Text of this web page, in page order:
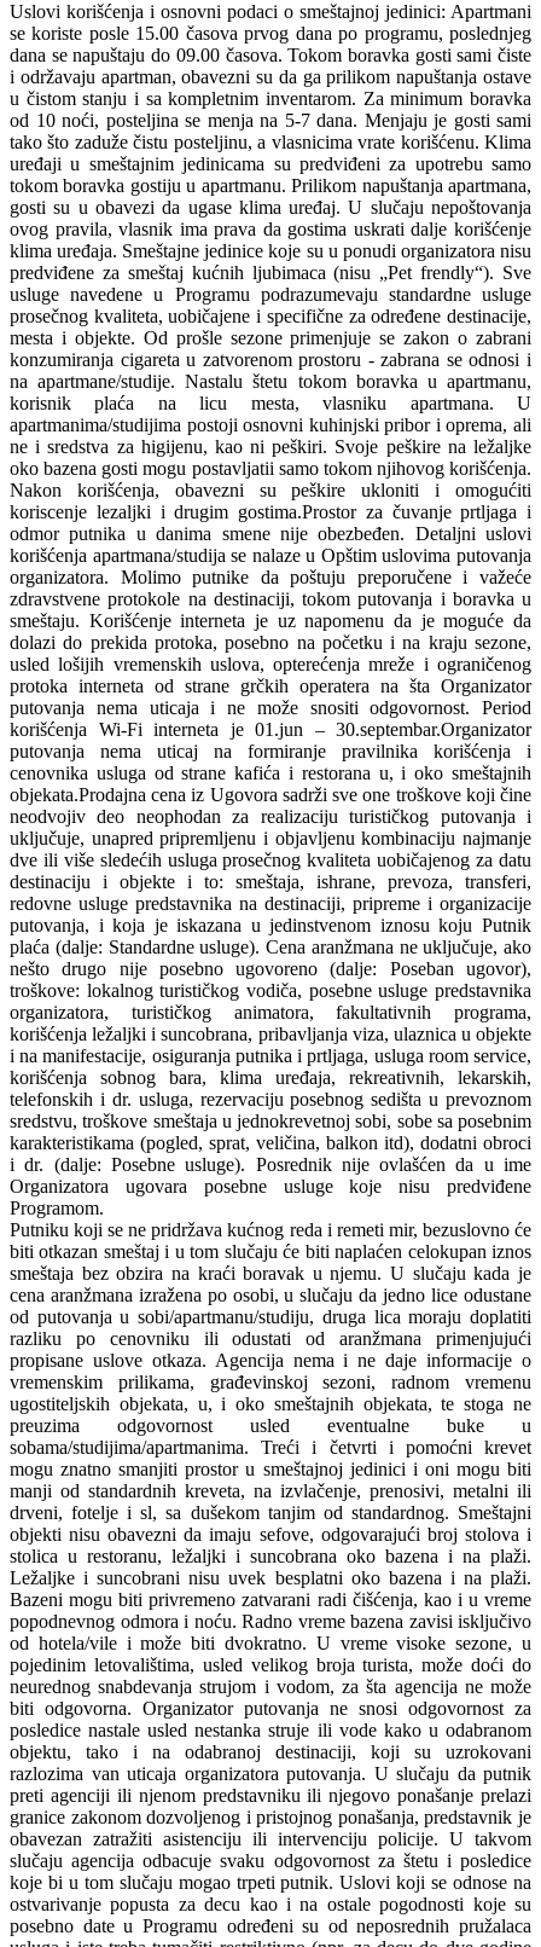
Uslovi korišćenja i osnovni podaci o smeštajnoj jedinici: Apartmani
se koriste posle 15.00 časova prvog dana po programu, poslednjeg
dana se napuštaju do 09.00 časova. Tokom boravka gosti sami čiste
i održavaju apartman, obavezni su da ga prilikom napuštanja ostave
u čistom stanju i sa kompletnim inventarom. Za minimum boravka
od 10 noći, posteljina se menja na 5-7 dana. Menjaju je gosti sami
tako što zaduže čistu posteljinu, a vlasnicima vrate korišćenu. Klima
uređaji u smeštajnim jedinicama su predviđeni za upotrebu samo
tokom boravka gostiju u apartmanu. Prilikom napuštanja apartmana,
gosti su u obavezi da ugase klima uređaj. U slučaju nepoštovanja
ovog pravila, vlasnik ima prava da gostima uskrati dalje korišćenje
klima uređaja. Smeštajne jedinice koje su u ponudi organizatora nisu
predviđene za smeštaj kućnih ljubimaca (nisu „Pet frendly“). Sve
usluge navedene u Programu podrazumevaju standardne usluge
prosečnog kvaliteta, uobičajene i specifične za određene destinacije,
mesta i objekte. Od prošle sezone primenjuje se zakon o zabrani
konzumiranja cigareta u zatvorenom prostoru - zabrana se odnosi i
na apartmane/studije. Nastalu štetu tokom boravka u apartmanu,
korisnik plaća na licu mesta, vlasniku apartmana. U
apartmanima/studijima postoji osnovni kuhinjski pribor i oprema, ali
ne i sredstva za higijenu, kao ni peškiri. Svoje peškire na ležaljke
oko bazena gosti mogu postavljatii samo tokom njihovog korišćenja.
Nakon korišćenja, obavezni su peškire ukloniti i omogućiti
koriscenje lezaljki i drugim gostima.Prostor za čuvanje prtljaga i
odmor putnika u danima smene nije obezbeđen. Detaljni uslovi
korišćenja apartmana/studija se nalaze u Opštim uslovima putovanja
organizatora. Molimo putnike da poštuju preporučene i važeće
zdravstvene protokole na destinaciji, tokom putovanja i boravka u
smeštaju. Korišćenje interneta je uz napomenu da je moguće da
dolazi do prekida protoka, posebno na početku i na kraju sezone,
usled lošijih vremenskih uslova, opterećenja mreže i ograničenog
protoka interneta od strane grčkih operatera na šta Organizator
putovanja nema uticaja i ne može snositi odgovornost. Period
korišćenja Wi-Fi interneta je 01.jun – 30.septembar.Organizator
putovanja nema uticaj na formiranje pravilnika korišćenja i
cenovnika usluga od strane kafića i restorana u, i oko smeštajnih
objekata.Prodajna cena iz Ugovora sadrži sve one troškove koji čine
neodvojiv deo neophodan za realizaciju turističkog putovanja i
uključuje, unapred pripremljenu i objavljenu kombinaciju najmanje
dve ili više sledećih usluga prosečnog kvaliteta uobičajenog za datu
destinaciju i objekte i to: smeštaja, ishrane, prevoza, transferi,
redovne usluge predstavnika na destinaciji, pripreme i organizacije
putovanja, i koja je iskazana u jedinstvenom iznosu koju Putnik
plaća (dalje: Standardne usluge). Cena aranžmana ne uključuje, ako
nešto drugo nije posebno ugovoreno (dalje: Poseban ugovor),
troškove: lokalnog turističkog vodiča, posebne usluge predstavnika
organizatora, turističkog animatora, fakultativnih programa,
korišćenja ležaljki i suncobrana, pribavljanja viza, ulaznica u objekte
i na manifestacije, osiguranja putnika i prtljaga, usluga room service,
korišćenja sobnog bara, klima uređaja, rekreativnih, lekarskih,
telefonskih i dr. usluga, rezervaciju posebnog sedišta u prevoznom
sredstvu, troškove smeštaja u jednokrevetnoj sobi, sobe sa posebnim
karakteristikama (pogled, sprat, veličina, balkon itd), dodatni obroci
i dr. (dalje: Posebne usluge). Posrednik nije ovlašćen da u ime
Organizatora ugovara posebne usluge koje nisu predviđene
Programom.
Putniku koji se ne pridržava kućnog reda i remeti mir, bezuslovno će
biti otkazan smeštaj i u tom slučaju će biti naplaćen celokupan iznos
smeštaja bez obzira na kraći boravak u njemu. U slučaju kada je
cena aranžmana izražena po osobi, u slučaju da jedno lice odustane
od putovanja u sobi/apartmanu/studiju, druga lica moraju doplatiti
razliku po cenovniku ili odustati od aranžmana primenjujući
propisane uslove otkaza. Agencija nema i ne daje informacije o
vremenskim prilikama, građevinskoj sezoni, radnom vremenu
ugostiteljskih objekata, u, i oko smeštajnih objekata, te stoga ne
preuzima odgovornost usled eventualne buke u
sobama/studijima/apartmanima. Treći i četvrti i pomoćni krevet
mogu znatno smanjiti prostor u smeštajnoj jedinici i oni mogu biti
manji od standardnih kreveta, na izvlačenje, prenosivi, metalni ili
drveni, fotelje i sl, sa dušekom tanjim od standardnog. Smeštajni
objekti nisu obavezni da imaju sefove, odgovarajući broj stolova i
stolica u restoranu, ležaljki i suncobrana oko bazena i na plaži.
Ležaljke i suncobrani nisu uvek besplatni oko bazena i na plaži.
Bazeni mogu biti privremeno zatvarani radi čišćenja, kao i u vreme
popodnevnog odmora i noću. Radno vreme bazena zavisi isključivo
od hotela/vile i može biti dvokratno. U vreme visoke sezone, u
pojedinim letovalištima, usled velikog broja turista, može doći do
neurednog snabdevanja strujom i vodom, za šta agencija ne može
biti odgovorna. Organizator putovanja ne snosi odgovornost za
posledice nastale usled nestanka struje ili vode kako u odabranom
objektu, tako i na odabranoj destinaciji, koji su uzrokovani
razlozima van uticaja organizatora putovanja. U slučaju da putnik
preti agenciji ili njenom predstavniku ili njegovo ponašanje prelazi
granice zakonom dozvoljenog i pristojnog ponašanja, predstavnik je
obavezan zatražiti asistenciju ili intervenciju policije. U takvom
slučaju agencija odbacuje svaku odgovornost za štetu i posledice
koje bi u tom slučaju mogao trpeti putnik. Uslovi koji se odnose na
ostvarivanje popusta za decu kao i na ostale pogodnosti koje su
posebno date u Programu određeni su od neposrednih pružalaca